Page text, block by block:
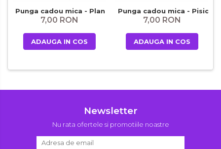
Punga cadou mica - Planet Cat Festive
7,00 RON
ADAUGA IN COS
Punga cadou mica - Pisica
7,00 RON
ADAUGA IN COS
Newsletter
Nu rata ofertele si promotiile noastre